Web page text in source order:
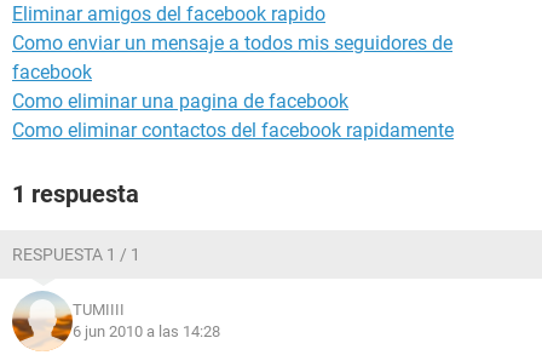
Eliminar amigos del facebook rapido
Como enviar un mensaje a todos mis seguidores de
facebook
Como eliminar una pagina de facebook
Como eliminar contactos del facebook rapidamente
1 respuesta
RESPUESTA 1 / 1
TUMIIII
6 jun 2010 a las 14:28